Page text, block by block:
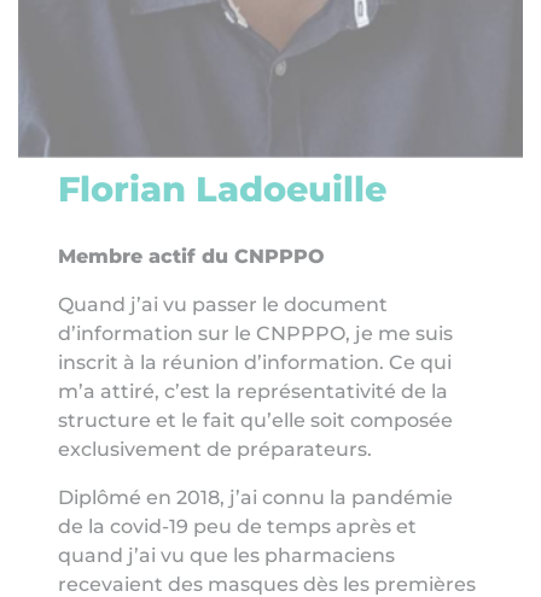
Florian Ladoeuille
Membre actif du CNPPPO
Quand j’ai vu passer le document
d’information sur le CNPPPO, je me suis
inscrit à la réunion d’information. Ce qui
m’a attiré, c’est la représentativité de la
structure et le fait qu’elle soit composée
exclusivement de préparateurs.
Diplômé en 2018, j’ai connu la pandémie
de la covid-19 peu de temps après et
quand j’ai vu que les pharmaciens
recevaient des masques dès les premières